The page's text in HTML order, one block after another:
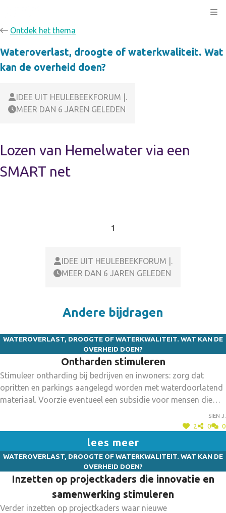
Ontdek het thema
Wateroverlast, droogte of waterkwaliteit. Wat
kan de overheid doen?
IDEE UIT HEULEBEEKFORUM |.
MEER DAN 6 JAREN GELEDEN
Lozen van Hemelwater via een
SMART net
1
IDEE UIT HEULEBEEKFORUM |.
MEER DAN 6 JAREN GELEDEN
Andere bijdragen
WATEROVERLAST, DROOGTE OF WATERKWALITEIT. WAT KAN DE
OVERHEID DOEN?
Ontharden stimuleren
Stimuleer ontharding bij bedrijven en inwoners: zorg dat
opritten en parkings aangelegd worden met waterdoorlatend
materiaal. Voorzie eventueel een subsidie voor mensen die
subsidie voor mensen die harde grond vervangen door
waterdoorlatende ondergrond.
Sien J.
2 0 0
lees meer
WATEROVERLAST, DROOGTE OF WATERKWALITEIT. WAT KAN DE
OVERHEID DOEN?
Inzetten op projectkaders die innovatie en
samenwerking stimuleren
Verder inzetten op projectkaders waar nieuwe